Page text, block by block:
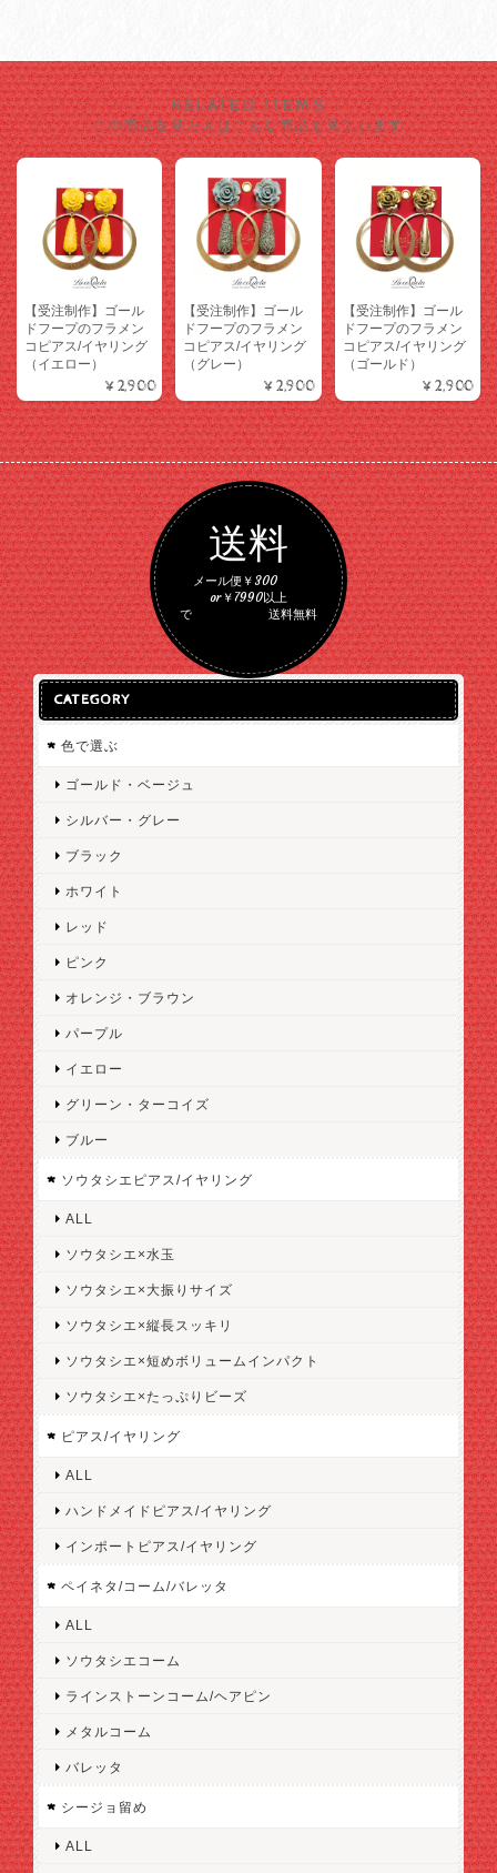
RELATED ITEMS
この商品を見た人はこんな商品も見ています
【受注制作】ゴール
ドフープのフラメン
コピアス/イヤリング
（イエロー）
¥2,900
【受注制作】ゴール
ドフープのフラメン
コピアス/イヤリング
（グレー）
¥2,900
【受注制作】ゴール
ドフープのフラメン
コピアス/イヤリング
（ゴールド）
¥2,900
送料
メール便￥300
or￥7990以上
で 送料無料
CATEGORY
色で選ぶ
ゴールド・ベージュ
シルバー・グレー
ブラック
ホワイト
レッド
ピンク
オレンジ・ブラウン
パープル
イエロー
グリーン・ターコイズ
ブルー
ソウタシエピアス/イヤリング
ALL
ソウタシエ×水玉
ソウタシエ×大振りサイズ
ソウタシエ×縦長スッキリ
ソウタシエ×短めボリュームインパクト
ソウタシエ×たっぷりビーズ
ピアス/イヤリング
ALL
ハンドメイドピアス/イヤリング
インポートピアス/イヤリング
ペイネタ/コーム/バレッタ
ALL
ソウタシエコーム
ラインストーンコーム/ヘアピン
メタルコーム
バレッタ
シージョ留め
ALL